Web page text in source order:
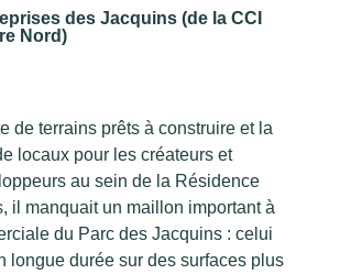
des Jacquins (de la CCI
Nord)
de terrains prêts à construire et la
locaux pour les créateurs et
au sein de la Résidence
il manquait un maillon important à
du Parc des Jacquins : celui
longue durée sur des surfaces plus